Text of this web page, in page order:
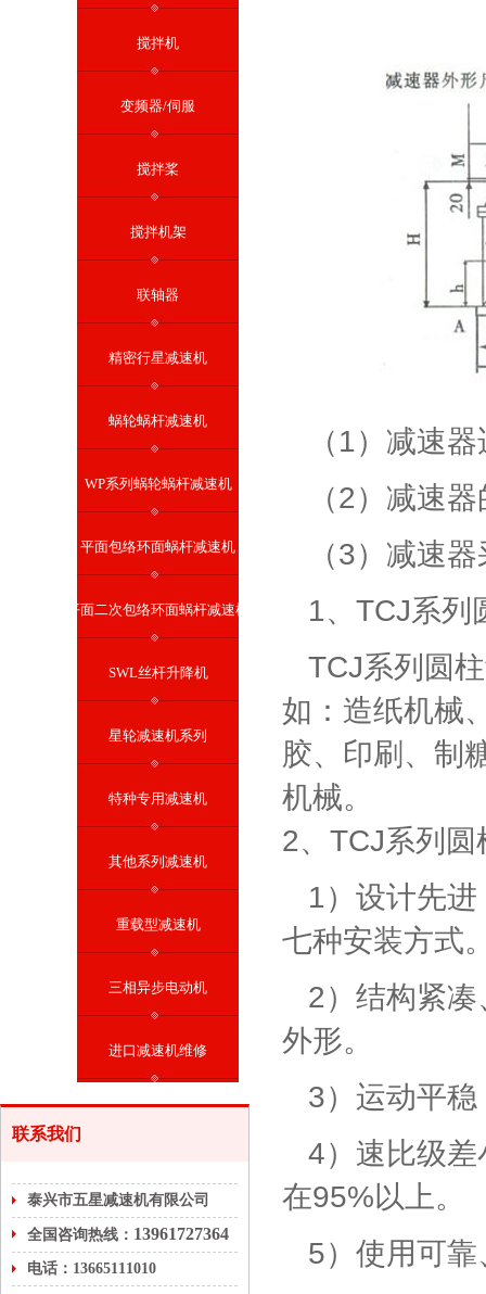
搅拌机
变频器/伺服
搅拌桨
搅拌机架
联轴器
精密行星减速机
蜗轮蜗杆减速机
WP系列蜗轮蜗杆减速机
平面包络环面蜗杆减速机
平面二次包络环面蜗杆减速机
SWL丝杆升降机
星轮减速机系列
特种专用减速机
其他系列减速机
重载型减速机
三相异步电动机
进口减速机维修
联系我们
泰兴市五星减速机有限公司
全国咨询热线： 13961727364
电话：13665111010
（1）减速
（2）减速
（3）减速
1、TCJ系列
TCJ系列圆
如：造纸机械
胶、印刷、制
机械。
2、TCJ系列
1）设计先
七种安装方式
2）结构紧
外形。
3）运动平
4）速比级
在95%以上。
5）使用可